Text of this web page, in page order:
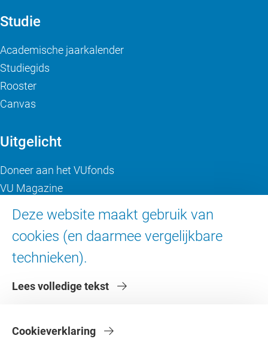
Deze website maakt gebruik van
cookies (en daarmee vergelijkbare
technieken).
Lees volledige tekst
Cookieverklaring
Studie
Academische jaarkalender
Studiegids
Rooster
Canvas
Uitgelicht
Doneer aan het VUfonds
VU Magazine
Ad Valvas
Over de VU
Contact en route
Faculteiten